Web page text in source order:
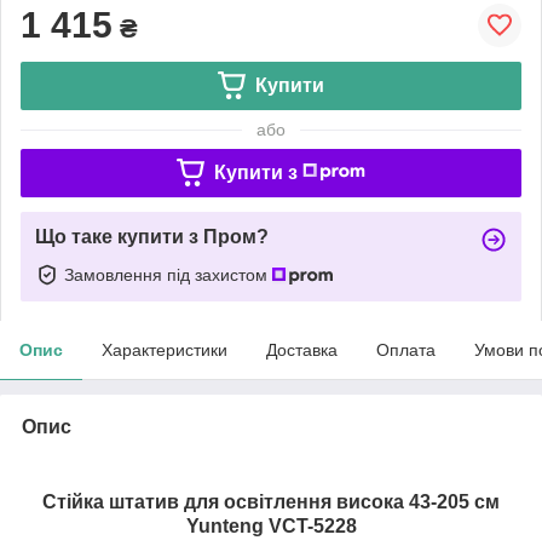
1 415 ₴
Купити
або
Купити з
Що таке купити з Пром?
Замовлення під захистом
Опис Характеристики Доставка Оплата Умови
Опис
Стійка штатив для освітлення висока 43-205 см
Yunteng VCT-5228